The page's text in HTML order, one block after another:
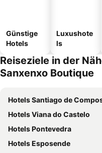
Günstige
Hotels
Luxushote
ls
Reiseziele in der
Sanxenxo Boutique
Hotels Santiago de
Hotels Viana do Castelo
Hotels Pontevedra
Hotels Esposende